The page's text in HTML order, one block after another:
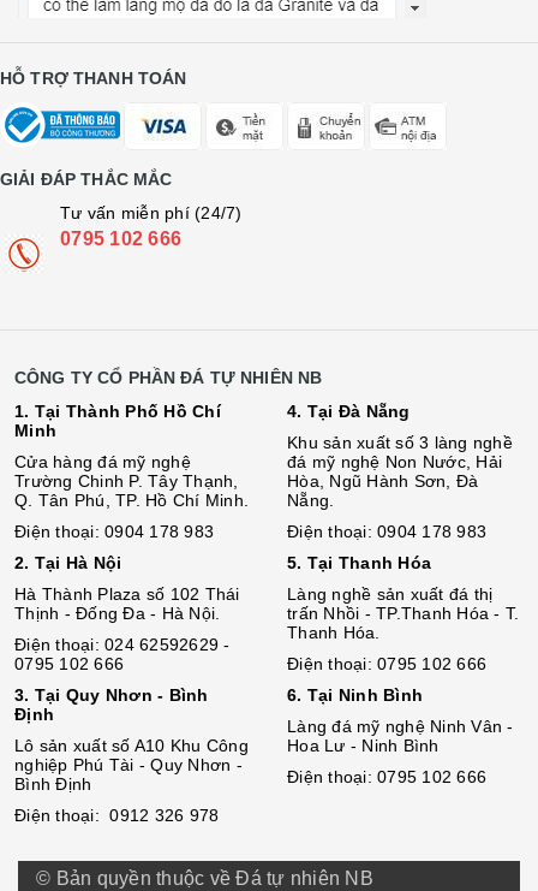
HỖ TRỢ THANH TOÁN
GIẢI ĐÁP THẮC MẮC
Tư vấn miễn phí (24/7)
0795 102 666
CÔNG TY CỔ PHẦN ĐÁ TỰ NHIÊN NB
1. Tại Thành Phố Hồ Chí
Minh
Cửa hàng đá mỹ nghệ
Trường Chinh P. Tây Thạnh,
Q. Tân Phú, TP. Hồ Chí Minh.
Điện thoại: 0904 178 983
2. Tại Hà Nội
Hà Thành Plaza số 102 Thái
Thịnh - Đống Đa - Hà Nội.
Điện thoại: 024 62592629 -
0795 102 666
3. Tại Quy Nhơn - Bình
Định
Lô sản xuất số A10 Khu Công
nghiệp Phú Tài - Quy Nhơn -
Bình Định
Điện thoại: 0912 326 978
4. Tại Đà Nẵng
Khu sản xuất số 3 làng nghề
đá mỹ nghệ Non Nước, Hải
Hòa, Ngũ Hành Sơn, Đà
Nẵng.
Điện thoại: 0904 178 983
5. Tại Thanh Hóa
Làng nghề sản xuất đá thị
trấn Nhồi - TP.Thanh Hóa - T.
Thanh Hóa.
Điện thoại: 0795 102 666
6. Tại Ninh Bình
Làng đá mỹ nghệ Ninh Vân -
Hoa Lư - Ninh Bình
Điện thoại: 0795 102 666
© Bản quyền thuộc về Đá tự nhiên NB